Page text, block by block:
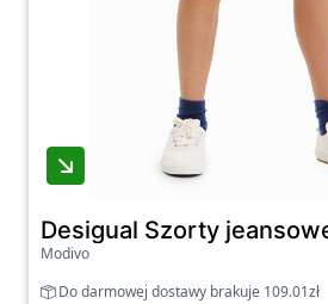
Desigual Szorty
Modivo
Do darmowej dostawy brakuje 109.01zł